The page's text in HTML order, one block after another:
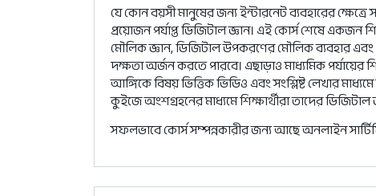
যে কোন বয়সী মানুষের জন্য ইন্টারনেট ব্যবহারের
প্রয়োজন পর্যাপ্ত ডিজিটাল জ্ঞান। এই কোর্স শেষে একজন
মৌলিক জ্ঞান, ডিজিটাল উপকরণের মৌলিক ব্যবহার এবং
দক্ষতা অর্জন করতে পারবে। এছাড়াও মাধ্যমিক পর্যায়ের
আঙ্গিকে বিষয় ভিত্তিক ভিডিও এবং সংশ্লিষ্ট লেখার
কুইজে অংশগ্রহনের মাধ্যমে শিক্ষার্থীরা তাদের
সফলভাবে কোর্স সম্পন্নকারীর জন্য আছে অনলাইন